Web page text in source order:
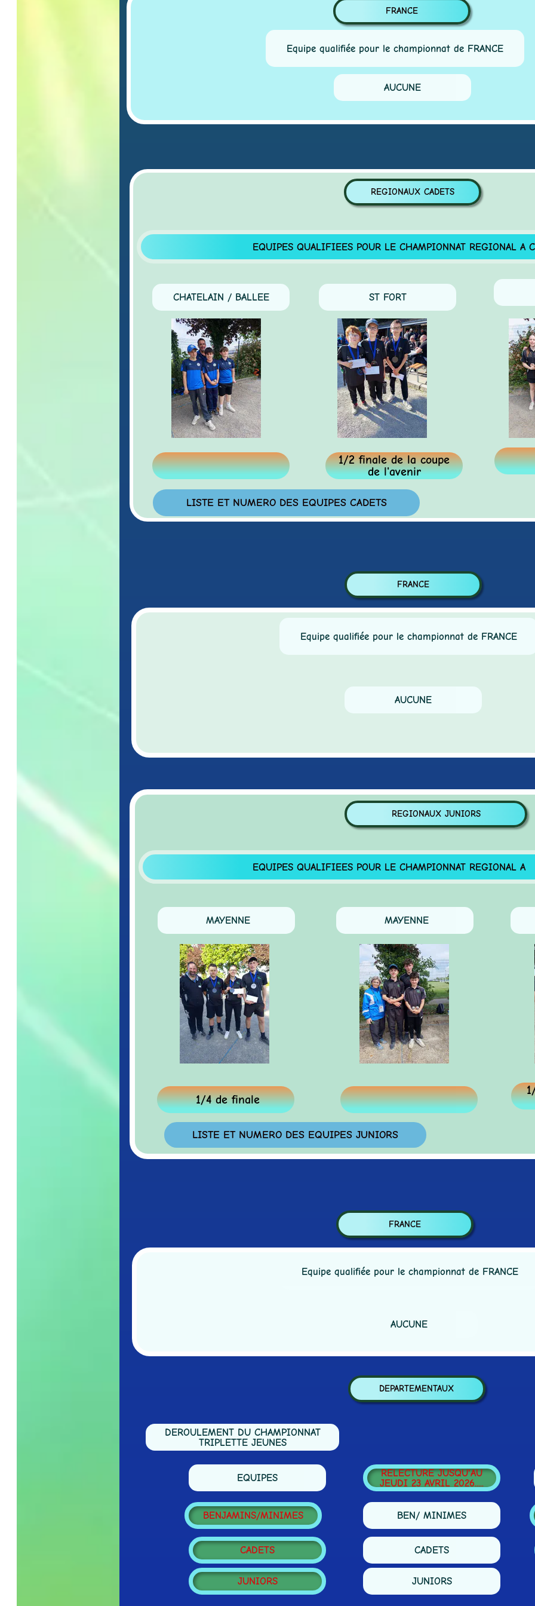
FRANCE
Equipe qualifiée pour le championnat de FRANCE
AUCUNE
REGIONAUX CADETS
EQUIPES QUALIFIEES POUR LE CHAMPIONNAT REGIONAL A
CHATELAIN / BALLEE ST FORT
1/2 finale de la coupe
de l'avenir
LISTE ET NUMERO DES EQUIPES CADETS
FRANCE
Equipe qualifiée pour le championnat de FRANCE
AUCUNE
REGIONAUX JUNIORS
EQUIPES QUALIFIEES POUR LE CHAMPIONNAT REGIONAL A
MAYENNE
MAYENNE
1/2
1/4 de finale
LISTE ET NUMERO DES EQUIPES JUNIORS
FRANCE
Equipe qualifiée pour le championnat de FRANCE
AUCUNE
DEPARTEMENTAUX
DEROULEMENT DU CHAMPIONNAT
TRIPLETTE JEUNES
EQUIPES
RELECTURE JUSQU'AU
JEUDI 23 AVRIL 2026.....
BEN/ MINIMES
BENJAMINS/MINIMES
CADETS
CADETS
JUNIORS
JUNIORS